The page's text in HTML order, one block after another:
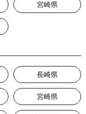
宮崎県
長崎県
宮崎県